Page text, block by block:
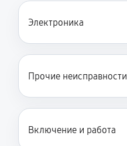
Электроника
Прочие неисправности
Включение и работа